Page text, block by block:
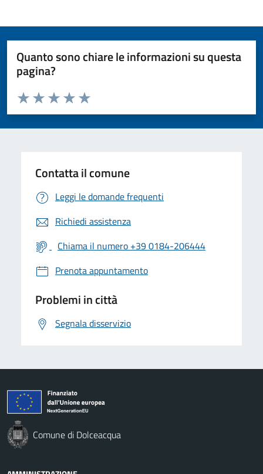
Quanto sono chiare le informazioni su questa
pagina?
Valuta da 1 a 5 stelle la pagina
Valuta 5 stelle su 5
Valuta 4 stelle su 5
Valuta 3 stelle su 5
Valuta 2 stelle su 5
Valuta 1 stelle su 5
Contatta il comune
Leggi le domande frequenti
Richiedi assistenza
Chiama il numero +39 0184-206444
Prenota appuntamento
Problemi in città
Segnala disservizio
Comune di Dolceacqua